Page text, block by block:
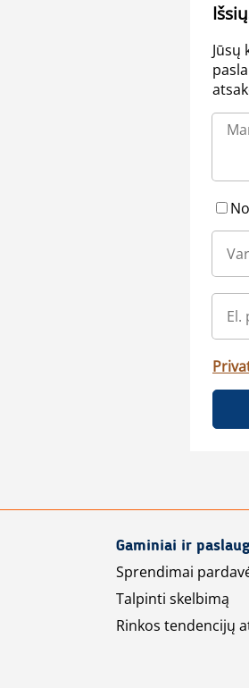
Gaminiai ir
Sprendimai
Talpinti skelbimą
Rinkos tendencijų